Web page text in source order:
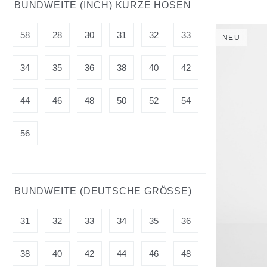
BUNDWEITE (INCH) KURZE HOSEN
58 28 30 31 32 33
34 35 36 38 40 42
44 46 48 50 52 54
56
BUNDWEITE (DEUTSCHE GRÖSSE)
31 32 33 34 35 36
38 40 42 44 46 48
NEU